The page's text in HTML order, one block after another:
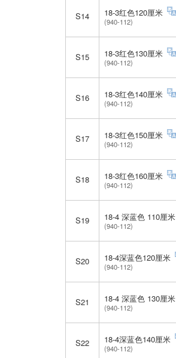
S14 18-3红色120厘米
(940-112)
S15 18-3红色130厘米
(940-112)
S16 18-3红色140厘米
(940-112)
S17 18-3红色150厘米
(940-112)
S18 18-3红色160厘米
(940-112)
S19 18-4 深蓝色 110厘米
(940-112)
S20 18-4深蓝色120厘米
(940-112)
S21 18-4 深蓝色 130厘米
(940-112)
S22 18-4深蓝色140厘米
(940-112)